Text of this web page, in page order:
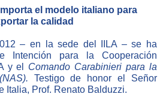
el modelo italiano para
la calidad
– en la sede del IILA – se ha
Intención para la Cooperación
y el Comando Carabinieri para la
Testigo de honor el Señor
Italia, Prof. Renato Balduzzi.